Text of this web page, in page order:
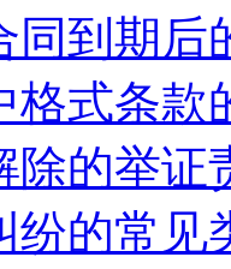
同到期后
格式条款
除的举证
纷的常见